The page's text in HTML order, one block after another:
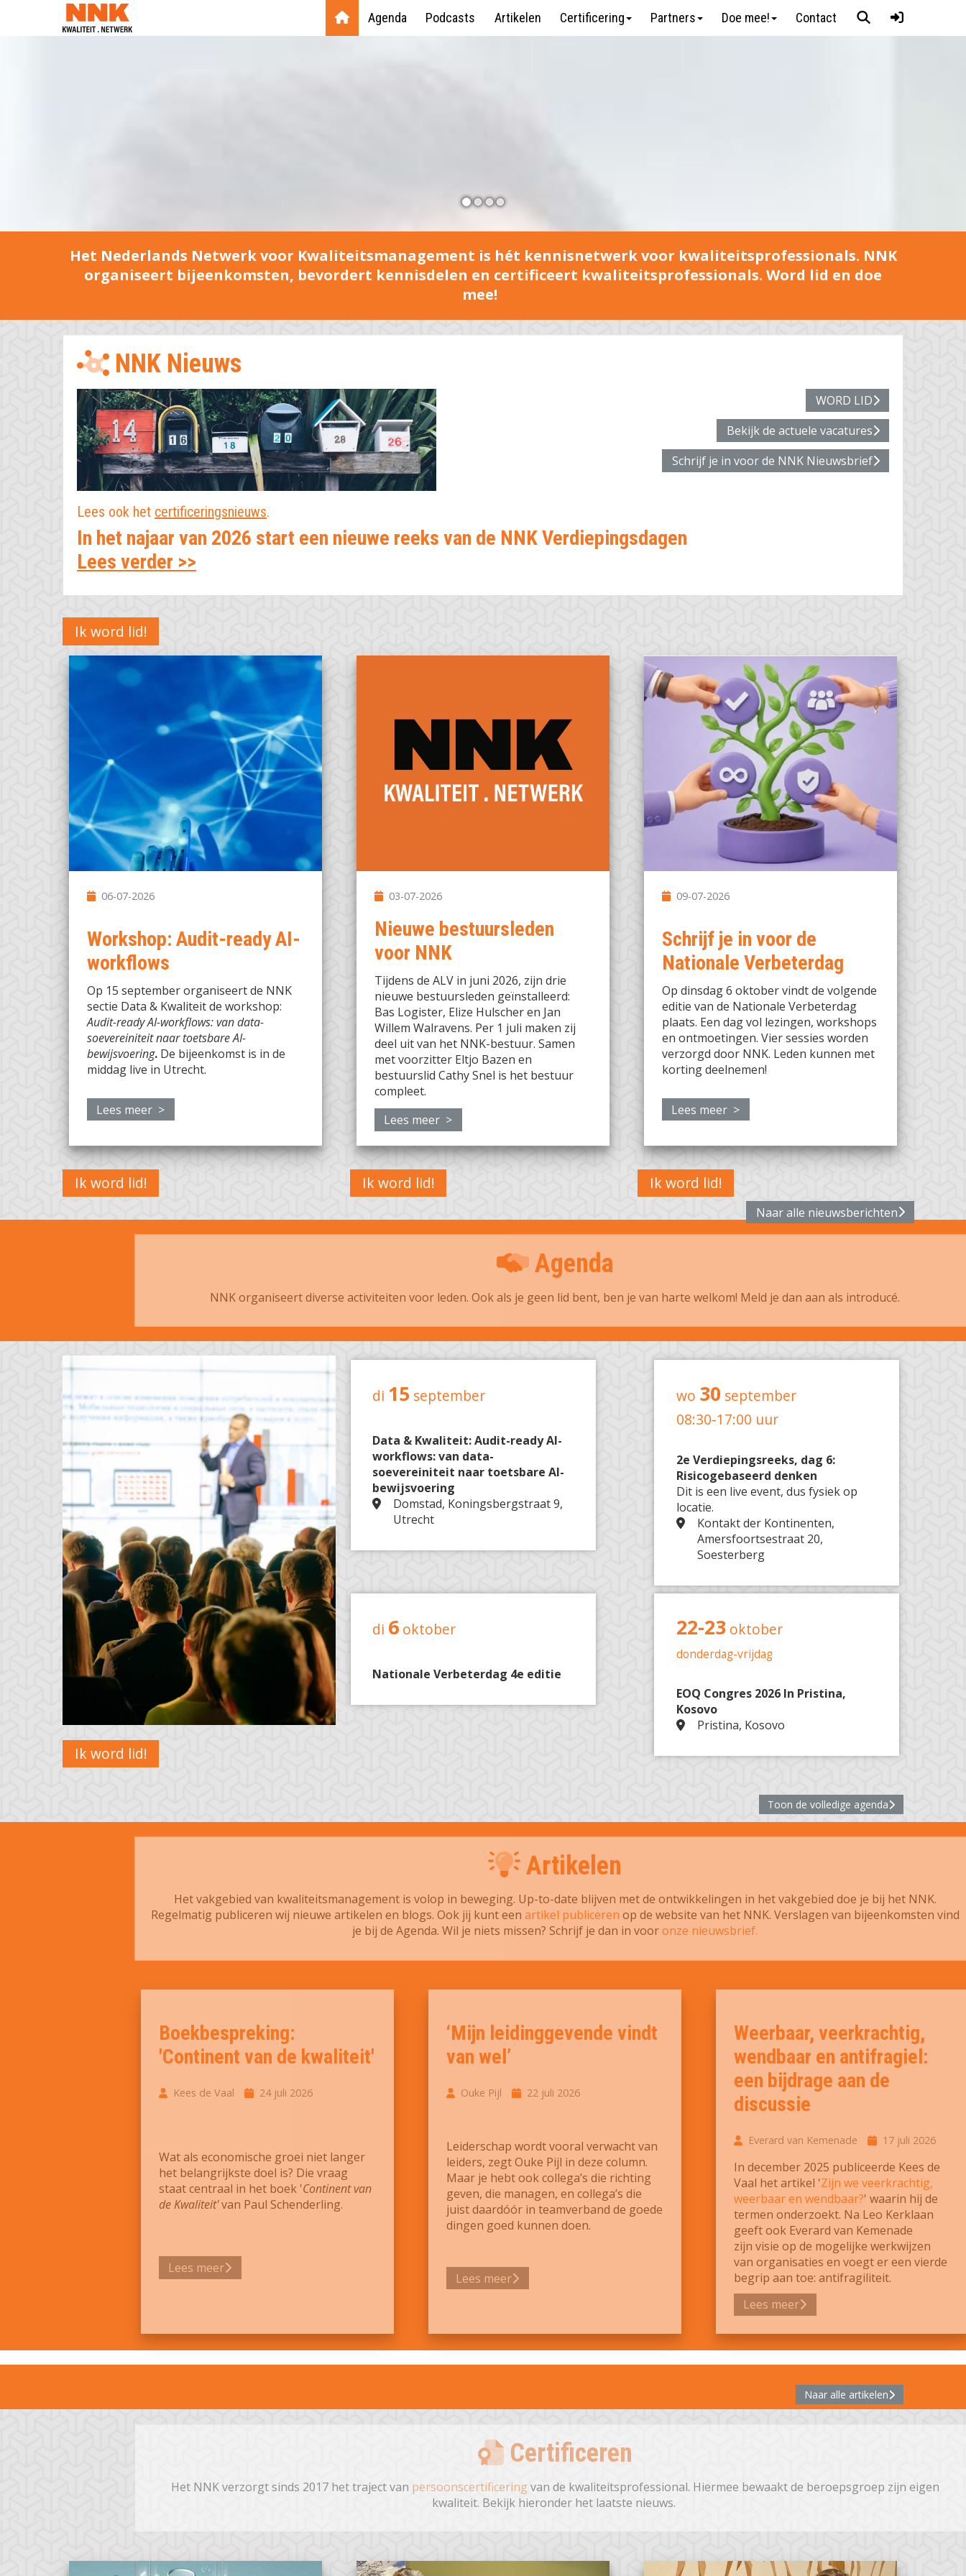
Agenda Podcasts Artikelen Certificering Partners Doe mee! Contact
Haal meer uit jezelf en jouw team
Het Nederlands Netwerk voor Kwaliteits­management is hét kennisnetwerk voor kwaliteits­professionals. NNK
organiseert bijeenkomsten, bevordert kennisdelen en certificeert kwaliteits­professionals. Word lid en doe
mee!
NNK Nieuws
WORD LID
Bekijk de actuele vacatures
Schrijf je in voor de NNK Nieuwsbrief
Lees ook het certificeringsnieuws.
In het najaar van 2026 start een nieuwe reeks van de NNK Verdiepingsdagen
Lees verder >>
Ik word lid!
06-07-2026
Workshop: Audit-ready AI-
workflows
Op 15 september organiseert de NNK
sectie Data & Kwaliteit de workshop:
Audit-ready AI-workflows: van data-
soevereiniteit naar toetsbare AI-
bewijsvoering. De bijeenkomst is in de
middag live in Utrecht.
Lees meer >
Ik word lid!
03-07-2026
Nieuwe bestuursleden
voor NNK
Tijdens de ALV in juni 2026, zijn drie
nieuwe bestuursleden geïnstalleerd:
Bas Logister, Elize Hulscher en Jan
Willem Walravens. Per 1 juli maken zij
deel uit van het NNK-bestuur. Samen
met voorzitter Eltjo Bazen en
bestuurslid Cathy Snel is het bestuur
compleet.
Lees meer >
Ik word lid!
09-07-2026
Schrijf je in voor de
Nationale Verbeterdag
Op dinsdag 6 oktober vindt de volgende
editie van de Nationale Verbeterdag
plaats. Een dag vol lezingen, workshops
en ontmoetingen. Vier sessies worden
verzorgd door NNK. Leden kunnen met
korting deelnemen!
Lees meer >
Ik word lid!
Naar alle nieuwsberichten
Agenda
NNK organiseert diverse activiteiten voor leden. Ook als je geen lid bent, ben je van harte welkom! Meld je dan aan als introducé.
Ik word lid!
di 15 september
Data & Kwaliteit: Audit-ready AI-
workflows: van data-
soevereiniteit naar toetsbare AI-
bewijsvoering
Domstad, Koningsbergstraat 9,
Utrecht
wo 30 september
08:30-17:00 uur
2e Verdiepingsreeks, dag 6:
Risicogebaseerd denken
Dit is een live event, dus fysiek op
locatie.
Kontakt der Kontinenten,
Amersfoortsestraat 20,
Soesterberg
di 6 oktober
Nationale Verbeterdag 4e editie
22-23 oktober
donderdag-vrijdag
EOQ Congres 2026 In Pristina,
Kosovo
Pristina, Kosovo
Toon de volledige agenda
Artikelen
Het vakgebied van kwaliteitsmanagement is volop in beweging. Up-to-date blijven met de ontwikkelingen in het vakgebied doe je bij het NNK.
Regelmatig publiceren wij nieuwe artikelen en blogs. Ook jij kunt een artikel publiceren op de website van het NNK. Verslagen van bijeenkomsten vind
je bij de Agenda. Wil je niets missen? Schrijf je dan in vooronze nieuwsbrief.
Boekbespreking:
'Continent van de kwaliteit'
Kees de Vaal 24 juli 2026
Wat als economische groei niet langer
het belangrijkste doel is? Die vraag
staat centraal in het boek 'Continent van
de Kwaliteit'van Paul Schenderling.
Lees meer
‘Mijn leidinggevende vindt
van wel’
Ouke Pijl 22 juli 2026
Leiderschap wordt vooral verwacht van
leiders, zegt Ouke Pijl in deze column.
Maar je hebt ook collega’s die richting
geven, die managen, en collega’s die
juist daardóór in teamverband de goede
dingen goed kunnen doen.
Lees meer
Weerbaar, veerkrachtig,
wendbaar en antifragiel:
een bijdrage aan de
discussie
Everard van Kemenade 17 juli 2026
In december 2025 publiceerde Kees de
Vaal het artikel 'Zijn we veerkrachtig,
weerbaar en wendbaar?' waarin hij de
termen onderzoekt. Na Leo Kerklaan
geeft ook Everard van Kemenade
zijn visie op de mogelijke werkwijzen
van organisaties en voegt er een vierde
begrip aan toe: antifragiliteit.
Lees meer
Naar alle artikelen
Certificeren
Het NNK verzorgt sinds 2017 het traject van persoonscertificering van de kwaliteitsprofessional. Hiermee bewaakt de beroepsgroep zijn eigen
kwaliteit. Bekijk hieronder het laatste nieuws.